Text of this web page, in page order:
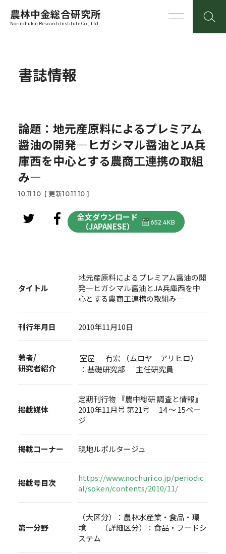
農林中金総合研究所
Norinchukin Research Institute Co., Ltd.
書誌情報
論題：地元産原料によるプレミアム
醤油の開発―ヒガシマル醤油とJA兵
庫西を中心とする農商工連携の取組
み―
10.11.10 [ 更新10.11.10 ]
全文ダウンロード
（JAPANESE）
652.4KB
タイトル
地元産原料によるプレミアム醤油の開
発―ヒガシマル醤油とJA兵庫西を中
心とする農商工連携の取組み―
刊行年月日 2010年11月10日
著者/
研究者紹介
室屋 有宏 （ムロヤ アリヒロ）
：基礎研究部 主任研究員
掲載媒体
定期刊行物 『農中総研 調査と情報』
2010年11月号 第21号 14 ～ 15ペー
ジ
掲載コーナー 現地ルポルタージュ
掲載号目次
https://www.nochuri.co.jp/periodic
al/soken/contents/2010/11/
第一分野
（大区分）：農林水産業・食品・環
境 （詳細区分）：食品・フードシ
ステム